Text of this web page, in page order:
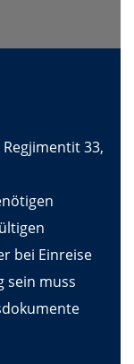
33,
bei Einreise
sein muss